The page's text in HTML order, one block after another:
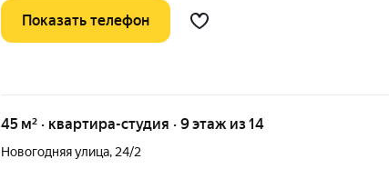
Показать телефон
45 м² · квартира-студия · 9 этаж из 14
Новогодняя улица, 24/2